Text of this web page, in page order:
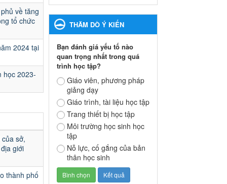
về tăng
tổ chức
2024 tại
học 2023-
sở,
giới
thành phố
Quyết định công bố thủ tục
hành chính bị bãi bỏ trong
lĩnh vực giáo dục đào tạo
thuộc hệ giáo dục quốc
dân và cơ sở giáo dục khác
thuộc thẩm quyền giải
quyết của Sở Giáo dục và
Đào tạo, Ủy ban nhân dân
cấp huyện
Quyết định công bố thủ tục
hành chính bị bãi bỏ trong lĩnh
vực giáo dục đào tạo thuộc hệ
giáo dục quốc dân và cơ sở
giáo dục khác thuộc thẩm
quyền giải quyết của Sở Giáo
dục và Đào tạo, Ủy ban nhân
dân cấp huyện
Ngày ban hành: 30/09/2024
THĂM DÒ Ý KIẾN
Bạn đánh giá yếu tố nào
quan trọng nhất trong quá
trình học tập?
Giáo viên, phương pháp
giảng dạy
Giáo trình, tài liệu học tập
Trang thiết bị học tập
Môi trường học sinh học
tập
Nỗ lực, cố gắng của bản
thân học sinh